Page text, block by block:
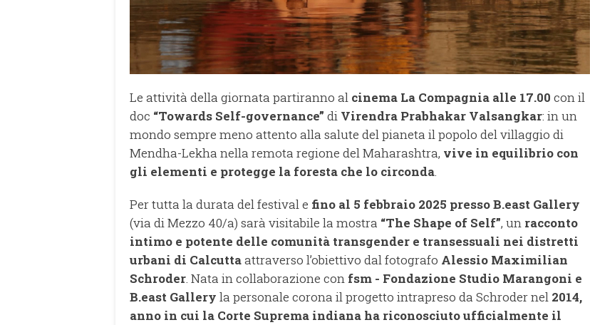
Le attività della giornata partiranno al cinema La Compagnia alle 17.00 con il
doc “Towards Self-governance” di Virendra Prabhakar Valsangkar: in un
mondo sempre meno attento alla salute del pianeta il popolo del villaggio di
Mendha-Lekha nella remota regione del Maharashtra, vive in equilibrio con
gli elementi e protegge la foresta che lo circonda.
Per tutta la durata del festival e fino al 5 febbraio 2025 pressoB.east Gallery
(via di Mezzo 40/a) sarà visitabile la mostra “The Shape of Self”, un racconto
intimo e potente delle comunità transgender e transessuali nei distretti
urbani di Calcuttaattraverso l’obiettivo dal fotografo Alessio Maximilian
Schroder. Nata in collaborazione con fsm - Fondazione Studio Marangoni e
B.east Gallery la personale corona il progetto intrapreso da Schroder nel 2014,
anno in cui la Corte Suprema indiana ha riconosciuto ufficialmente il